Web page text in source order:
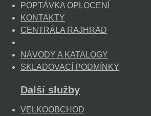
POPTÁVKA OPLOCENÍ
KONTAKTY
CENTRÁLA RAJHRAD
NÁVODY A KATALOGY
SKLADOVACÍ PODMÍNKY
Další služby
VELKOOBCHOD